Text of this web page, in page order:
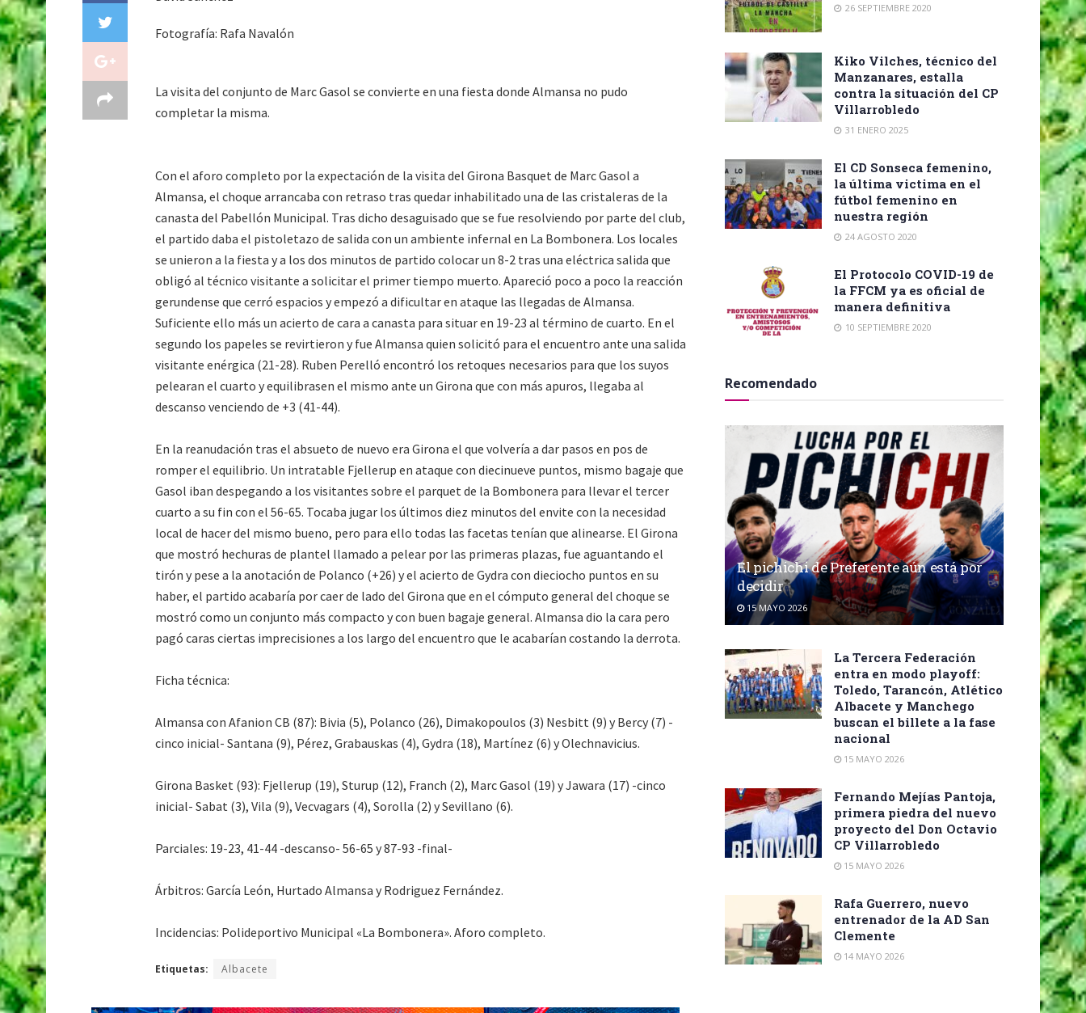
Fotografía: Rafa Navalón
La visita del conjunto de Marc Gasol se convierte en una fiesta donde Almansa no pudo
completar la misma.
Con el aforo completo por la expectación de la visita del Girona Basquet de Marc Gasol a
Almansa, el choque arrancaba con retraso tras quedar inhabilitado una de las cristaleras de la
canasta del Pabellón Municipal. Tras dicho desaguisado que se fue resolviendo por parte del club,
el partido daba el pistoletazo de salida con un ambiente infernal en La Bombonera. Los locales
se unieron a la fiesta y a los dos minutos de partido colocar un 8-2 tras una eléctrica salida que
obligó al técnico visitante a solicitar el primer tiempo muerto. Apareció poco a poco la reacción
gerundense que cerró espacios y empezó a dificultar en ataque las llegadas de Almansa.
Suficiente ello más un acierto de cara a canasta para situar en 19-23 al término de cuarto. En el
segundo los papeles se revirtieron y fue Almansa quien solicitó para el encuentro ante una salida
visitante enérgica (21-28). Ruben Perelló encontró los retoques necesarios para que los suyos
pelearan el cuarto y equilibrasen el mismo ante un Girona que con más apuros, llegaba al
descanso venciendo de +3 (41-44).
En la reanudación tras el absueto de nuevo era Girona el que volvería a dar pasos en pos de
romper el equilibrio. Un intratable Fjellerup en ataque con diecinueve puntos, mismo bagaje que
Gasol iban despegando a los visitantes sobre el parquet de la Bombonera para llevar el tercer
cuarto a su fin con el 56-65. Tocaba jugar los últimos diez minutos del envite con la necesidad
local de hacer del mismo bueno, pero para ello todas las facetas tenían que alinearse. El Girona
que mostró hechuras de plantel llamado a pelear por las primeras plazas, fue aguantando el
tirón y pese a la anotación de Polanco (+26) y el acierto de Gydra con dieciocho puntos en su
haber, el partido acabaría por caer de lado del Girona que en el cómputo general del choque se
mostró como un conjunto más compacto y con buen bagaje general. Almansa dio la cara pero
pagó caras ciertas imprecisiones a los largo del encuentro que le acabarían costando la derrota.
Ficha técnica:
Almansa con Afanion CB (87): Bivia (5), Polanco (26), Dimakopoulos (3) Nesbitt (9) y Bercy (7) -
cinco inicial- Santana (9), Pérez, Grabauskas (4), Gydra (18), Martínez (6) y Olechnavicius.
Girona Basket (93): Fjellerup (19), Sturup (12), Franch (2), Marc Gasol (19) y Jawara (17) -cinco
inicial- Sabat (3), Vila (9), Vecvagars (4), Sorolla (2) y Sevillano (6).
Parciales: 19-23, 41-44 -descanso- 56-65 y 87-93 -final-
Árbitros: García León, Hurtado Almansa y Rodriguez Fernández.
Incidencias: Polideportivo Municipal «La Bombonera». Aforo completo.
Etiquetas: Albacete
26 SEPTIEMBRE 2020
Kiko Vilches, técnico del
Manzanares, estalla
contra la situación del CP
Villarrobledo
31 ENERO 2025
El CD Sonseca femenino,
la última victima en el
fútbol femenino en
nuestra región
24 AGOSTO 2020
El Protocolo COVID-19 de
la FFCM ya es oficial de
manera definitiva
10 SEPTIEMBRE 2020
Recomendado
El pichichi de Preferente aún está por
decidir
15 MAYO 2026
La Tercera Federación
entra en modo playoff:
Toledo, Tarancón, Atlético
Albacete y Manchego
buscan el billete a la fase
nacional
15 MAYO 2026
Fernando Mejías Pantoja,
primera piedra del nuevo
proyecto del Don Octavio
CP Villarrobledo
15 MAYO 2026
Rafa Guerrero, nuevo
entrenador de la AD San
Clemente
14 MAYO 2026